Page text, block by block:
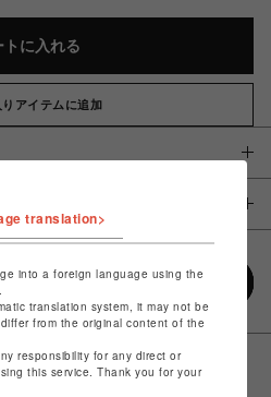
トに入れる
りアイテムに追加
translation>
into a foreign language using the
translation system, it may not be
from the original content of the
responsibility for any direct or
this service. Thank you for your